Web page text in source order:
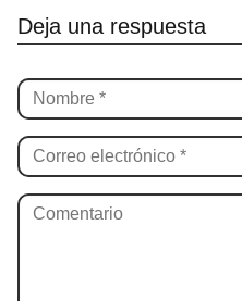
Deja una respuesta